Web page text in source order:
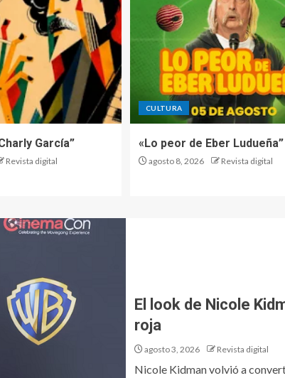
García”
Revista digital
CULTURA
«Lo peor de Eber Ludueña”
agosto 8, 2026 Revista digital
El look de Nicole
roja
agosto 3, 2026 Revista digital
Nicole Kidman volvió a